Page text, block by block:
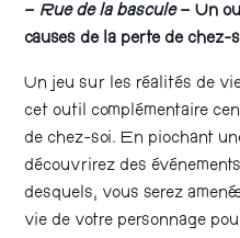
– Rue de la bascule– Un
causes de la perte de chez-
Un jeu sur les réalités de
cet outil complémentaire
de chez-soi. En piochant
découvrirez des
desquels, vous serez
vie de votre personnage